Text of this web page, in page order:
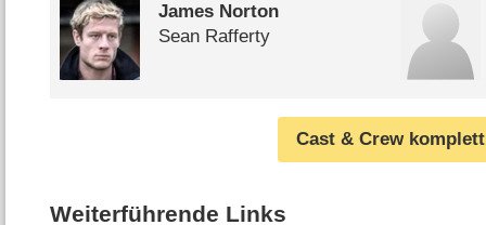
James Norton
Sean Rafferty
Cast & Crew komplett
Weiterführende Links